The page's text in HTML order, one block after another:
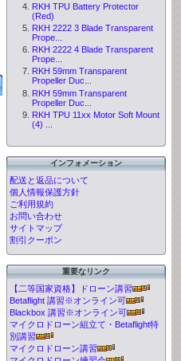
RKH TPU Battery Protector
(Red)
RKH 2222 3 Blade Transparent
Prope...
RKH 2222 4 Blade Transparent
Prope...
RKH 59mm Transparent
Propeller Duc...
RKH 59mm Transparent
Propeller Duc...
RKH TPU 11xx Motor Soft Mount
(4) ...
インフォメーション
配送と返品について
個人情報保護方針
ご利用規約
お問い合わせ
サイトマップ
割引クーポン
重要なリンク
【二等国家資格】ドローン講習
Betaflight 講習※オンライン可
Blackbox 講習※オンライン可
マイクロドローン組立て・Betaflight特
別講習
マイクロドローン講習